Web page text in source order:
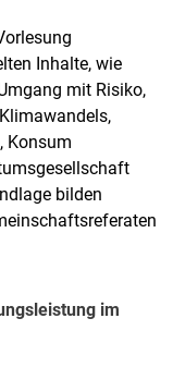
Inhalte, wie
mit Risiko,
Konsum
bilden
im